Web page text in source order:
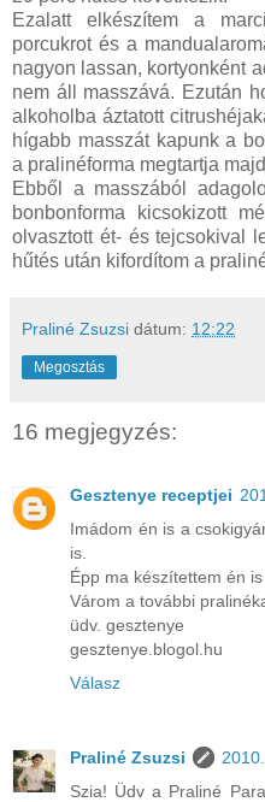
Ezalatt elkészítem a
porcukrot és a
nagyon lassan, kortyonként
nem áll masszává. Ezután
alkoholba áztatott
hígabb masszát kapunk a
a pralinéforma megtartja
Ebből a masszából
bonbonforma kicsokizott
olvasztott ét- és tejcsokival
hűtés után kifordítom a
Praliné Zsuzsi dátum: 12:22
Megosztás
16 megjegyzés:
Gesztenye receptjei
Imádom én is a
is.
Épp ma készítettem én
Várom a további
üdv. gesztenye
gesztenye.blogol.hu
Válasz
Praliné Zsuzsi
Szia! Üdv a Praliné